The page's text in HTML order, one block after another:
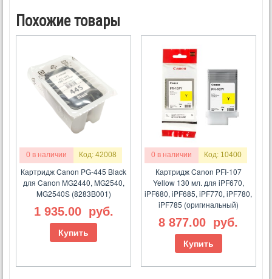
Похожие товары
0 в наличии Код: 42008
Картридж Canon PG-445 Black
для Canon MG2440, MG2540,
MG2540S (8283B001)
1 935.00 руб.
Купить
0 в наличии Код: 10400
Картридж Canon PFI-107
Yellow 130 мл. для iPF670,
iPF680, iPF685, iPF770, iPF780,
iPF785 (оригинальный)
8 877.00 руб.
Купить